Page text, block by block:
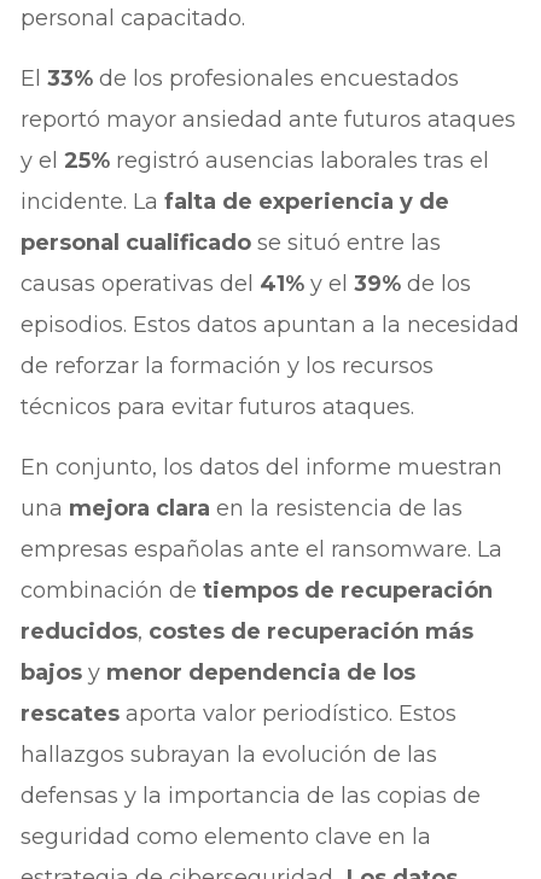
personal capacitado.
El33% de los profesionales encuestados
reportó mayor ansiedad ante futuros ataques
y el25% registró ausencias laborales tras el
incidente. La falta de experiencia y de
personal cualificado se situó entre las
causas operativas del 41% y el39% de los
episodios. Estos datos apuntan a la necesidad
de reforzar la formación y los recursos
técnicos para evitar futuros ataques.
En conjunto, los datos del informe muestran
una mejora clara en la resistencia de las
empresas españolas ante el ransomware. La
combinación detiempos de recuperación
reducidos, costes de recuperación más
bajos y menor dependencia de los
rescates aporta valor periodístico. Estos
hallazgos subrayan la evolución de las
defensas y la importancia de las copias de
seguridad como elemento clave en la